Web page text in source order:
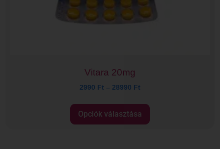
Vitara 20mg
2990 Ft – 28990 Ft
Opciók választása